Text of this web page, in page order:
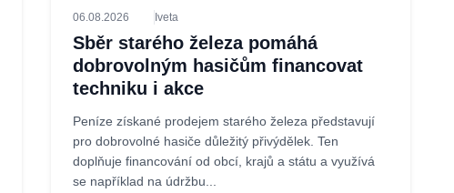
06.08.2026 Iveta
Sběr starého železa pomáhá
dobrovolným hasičům financovat
techniku i akce
Peníze získané prodejem starého železa představují
pro dobrovolné hasiče důležitý přivýdělek. Ten
doplňuje financování od obcí, krajů a státu a využívá
se například na údržbu...